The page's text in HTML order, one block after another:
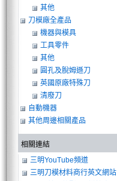
其他
刀模廠全產品
機器與模具
工具零件
其他
圓孔及脫姆遜刀
英國原廠特殊刀
清廢刀
自動機器
其他周邊相關產品
相關連結
三明YouTube頻道
三明刀模材料商行英文網站